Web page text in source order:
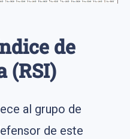
de
(RSI)
al grupo de
de este